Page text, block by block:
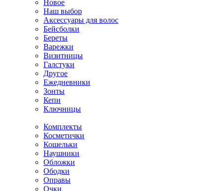
Новое
Наш выбор
Аксессуары для волос
Бейсболки
Береты
Варежки
Визитницы
Галстуки
Другое
Ежедневники
Зонты
Кепи
Ключницы
Комплекты
Косметички
Кошельки
Наушники
Обложки
Ободки
Оправы
Очки